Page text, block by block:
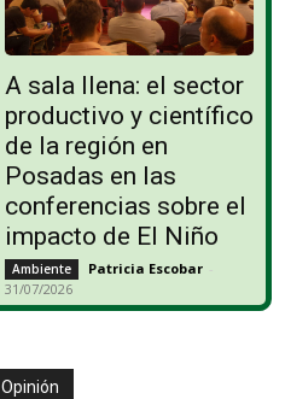
A sala llena: el sector
productivo y científico
de la región en
Posadas en las
conferencias sobre el
impacto de El Niño
Ambiente Patricia Escobar -
31/07/2026
Opinión